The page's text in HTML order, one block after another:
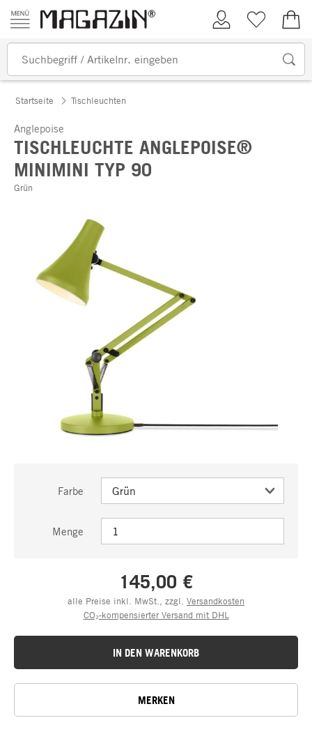
Zum Inhalt springen
Kundenkonto
Merkliste
Startseite Tischleuchten
Anglepoise
TISCHLEUCHTE ANGLEPOISE®
MINIMINI TYP 90
Grün
Farbe
Menge
145,00 €
alle Preise inkl. MwSt., zzgl. Versandkosten
CO₂-kompensierter Versand mit DHL
IN DEN WARENKORB
MERKEN